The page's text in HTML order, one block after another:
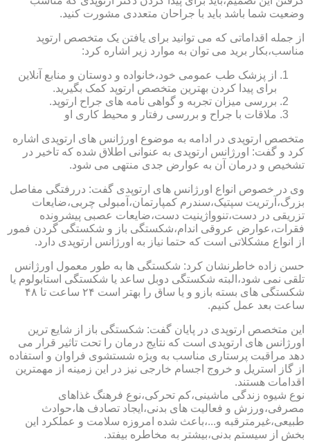
وضعیت شما باشد باید با جراحان متعددی مشورت کنید.
از جمله اقداماتی که می توانید برای یافتن یک متخصص ارتوپد
مناسب،بکار برید می توان به موارد زیر اشاره کرد:
از پزشک طب عمومی خود،خانواده و دوستان و منابع آنلاین
برای پیدا کردن بهترین متخصص ارتوپد کمک بگیرید.
بررسی میزان تجربه و گواهی نامه های جراح ارتوپد.
ملاقات با جراح و بررسی رفتار و محیط کاری او
متخصص ارتوپدی در ادامه به موضوع اورژانس های ارتوپدی اشاره
کرد و گفت: اورژانس ارتوپدی به عنوانی اطلاق شده که تاخیر در
تشخیص و درمان آن به عوارض جدی منتهی می شود.
وی در خصوص انواع اورژانس های ارتوپدی گفت: دررفتگی مفاصل
بزرگ،آرتریت سپتیک،سندرم کمپارتمان،آمبولی چربی،ضایعات
تزریقی در دست،تنوواژینیت دست،ضایعات عصبی پیشرونده
فقرات،عوارض عروقی اندام،شکستگی باز و شکستگی گردن فمور
از انواع مشکلاتی است که حتما نیاز به اورژانس ارتوپدی دارد.
حسن زاده خاطرنشان کرد: شکستگی ها به طور معمول اورژانس
تلقی نمی شود،البته شکستگی دوبل ساعد یا شکستگی استابولوم یا
شکستگی های بسته بازو و یا ساق را بهتر است ۲۴ ساعت تا ۴۸
ساعت بعد عمل کنیم.
این متخصص ارتوپدی در پایان گفت: شکستگی باز از شایع ترین
اورژانس های ارتوپدی است که نتایج درمان را تحت تاثیر قرار می
دهد مراقبت پرستاری مناسب به ویژه شستشوی فراوان و استفاده
از گاز استریل و خروج اجسام خارجی نیز در این زمینه از مهمترین
اقدامات هستند.
نوع شیوه زندگی ماشینی،کم تحرکی،نوع فرهنگ غذاهای
مصرفی،ورزش و فعالیت های بدنی،ایجاد تصادف ها،حوادث
طبیعی،غیرمترقبه و...،باعث شده امروزه سلامت و عملکرد این
بخش از سیستم بدنی،بیشتر به مخاطره بیفتد.